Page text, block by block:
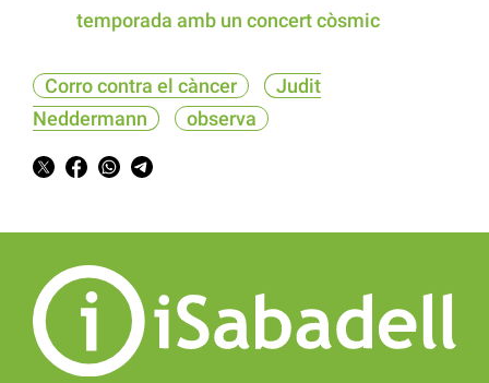
temporada amb un concert còsmic
Corro contra el càncer
Judit
Neddermann
observa